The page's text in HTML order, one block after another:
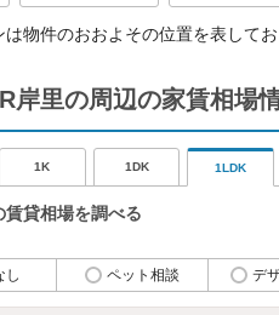
は物件のおおよその位置を表して
岸里の周辺の家賃相場
1K 1DK 1LDK
賃貸相場を調べる
し
ペット相談 デ